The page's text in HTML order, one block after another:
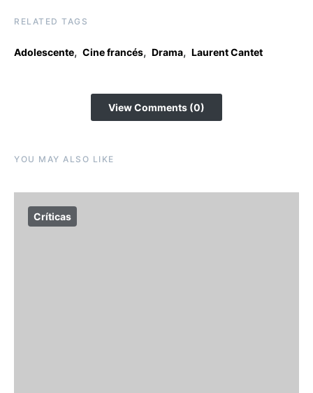
RELATED TAGS
Adolescente, Cine francés, Drama, Laurent Cantet
View Comments (0)
YOU MAY ALSO LIKE
Críticas